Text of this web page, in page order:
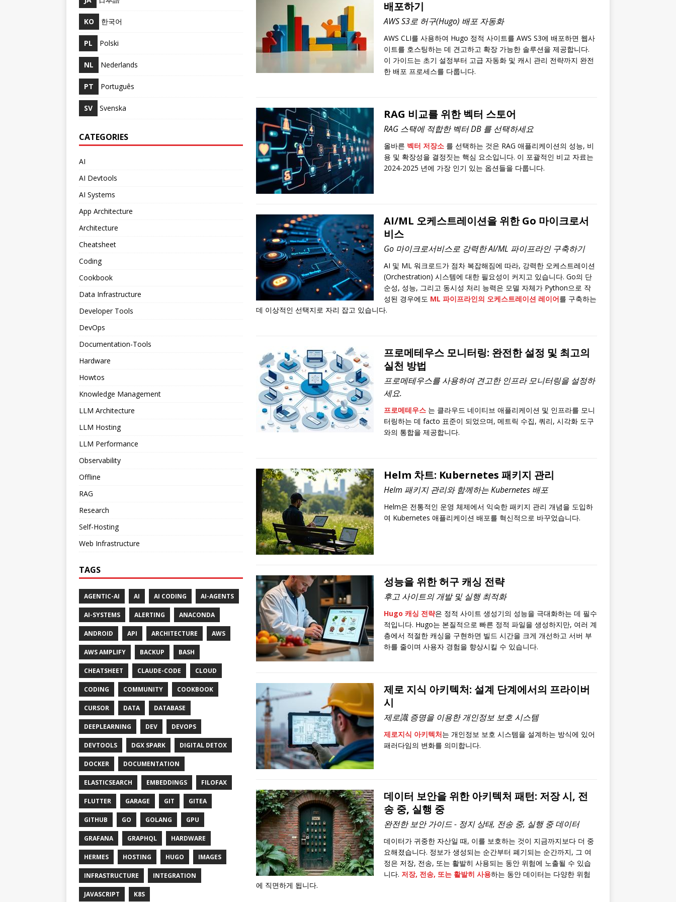
배포하기
AWS S3로 허구(Hugo) 배포 자동화
AWS CLI를 사용하여 Hugo 정적 사이트를 AWS S3에 배포하면 웹사
이트를 호스팅하는 데 견고하고 확장 가능한 솔루션을 제공합니다.
이 가이드는 초기 설정부터 고급 자동화 및 캐시 관리 전략까지 완전
한 배포 프로세스를 다룹니다.
RAG 비교를 위한 벡터 스토어
RAG 스택에 적합한 벡터 DB 를 선택하세요
올바른 벡터 저장소를 선택하는 것은 RAG 애플리케이션의 성능, 비
용 및 확장성을 결정짓는 핵심 요소입니다. 이 포괄적인 비교 자료는
2024-2025 년에 가장 인기 있는 옵션들을 다룹니다.
AI/ML 오케스트레이션을 위한 Go 마이크로서
비스
Go 마이크로서비스로 강력한 AI/ML 파이프라인 구축하기
AI 및 ML 워크로드가 점차 복잡해짐에 따라, 강력한 오케스트레이션
(Orchestration) 시스템에 대한 필요성이 커지고 있습니다. Go의 단
순성, 성능, 그리고 동시성 처리 능력은 모델 자체가 Python으로 작
성된 경우에도 ML 파이프라인의 오케스트레이션 레이어를 구축하는
데 이상적인 선택지로 자리 잡고 있습니다.
프로메테우스 모니터링: 완전한 설정 및 최고의
실천 방법
프로메테우스를 사용하여 견고한 인프라 모니터링을 설정하
세요.
프로메테우스는 클라우드 네이티브 애플리케이션 및 인프라를 모니
터링하는 데 facto 표준이 되었으며, 메트릭 수집, 쿼리, 시각화 도구
와의 통합을 제공합니다.
Helm 차트: Kubernetes 패키지 관리
Helm 패키지 관리와 함께하는 Kubernetes 배포
Helm은 전통적인 운영 체제에서 익숙한 패키지 관리 개념을 도입하
여 Kubernetes 애플리케이션 배포를 혁신적으로 바꾸었습니다.
성능을 위한 허구 캐싱 전략
후고 사이트의 개발 및 실행 최적화
Hugo 캐싱 전략은 정적 사이트 생성기의 성능을 극대화하는 데 필수
적입니다. Hugo는 본질적으로 빠른 정적 파일을 생성하지만, 여러 계
층에서 적절한 캐싱을 구현하면 빌드 시간을 크게 개선하고 서버 부
하를 줄이며 사용자 경험을 향상시킬 수 있습니다.
제로 지식 아키텍처: 설계 단계에서의 프라이버
시
제로識 증명을 이용한 개인정보 보호 시스템
제로지식 아키텍처는 개인정보 보호 시스템을 설계하는 방식에 있어
패러다임의 변화를 의미합니다.
데이터 보안을 위한 아키텍처 패턴: 저장 시, 전
송 중, 실행 중
완전한 보안 가이드 - 정지 상태, 전송 중, 실행 중 데이터
데이터가 귀중한 자산일 때, 이를 보호하는 것이 지금까지보다 더 중
요해졌습니다. 정보가 생성되는 순간부터 폐기되는 순간까지, 그 여
정은 저장, 전송, 또는 활발히 사용되는 동안 위험에 노출될 수 있습
니다. 저장, 전송, 또는 활발히 사용하는 동안 데이터는 다양한 위험
에 직면하게 됩니다.
KO 한국어
PL Polski
NL Nederlands
PT Português
SV Svenska
CATEGORIES
AI
AI Devtools
AI Systems
App Architecture
Architecture
Cheatsheet
Coding
Cookbook
Data Infrastructure
Developer Tools
DevOps
Documentation-Tools
Hardware
Howtos
Knowledge Management
LLM Architecture
LLM Hosting
LLM Performance
Observability
Offline
RAG
Research
Self-Hosting
Web Infrastructure
TAGS
AGENTIC-AI AI AI CODING AI-AGENTS
AI-SYSTEMS ALERTING ANACONDA
ANDROID API ARCHITECTURE AWS
AWS AMPLIFY BACKUP BASH
CHEATSHEET CLAUDE-CODE CLOUD
CODING COMMUNITY COOKBOOK
CURSOR DATA DATABASE
DEEPLEARNING DEV DEVOPS
DEVTOOLS DGX SPARK DIGITAL DETOX
DOCKER DOCUMENTATION
ELASTICSEARCH EMBEDDINGS FILOFAX
FLUTTER GARAGE GIT GITEA
GITHUB GO GOLANG GPU
GRAFANA GRAPHQL HARDWARE
HERMES HOSTING HUGO IMAGES
INFRASTRUCTURE INTEGRATION
JAVASCRIPT K8S